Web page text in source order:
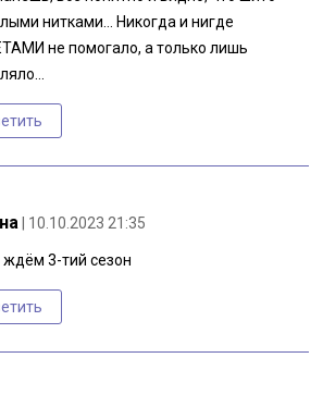
нитками… Никогда и нигде
не помогало, а только лишь
| 10.10.2023 21:35
3-тий сезон